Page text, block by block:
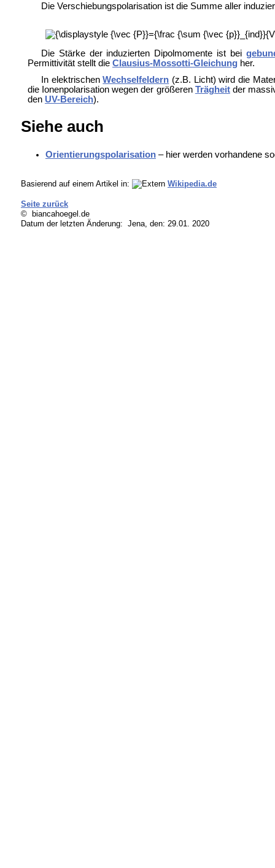
Die Verschiebungspolarisation ist die Summe aller
Die Stärke der induzierten Dipolmomente ist bei
Permittivität stellt die Clausius-Mossotti-Gleichungher.
In elektrischenWechselfeldern (z.B. Licht) wird die
die Ionenpolarisation wegen der größeren Trägheitder
den UV-Bereich).
Siehe auch
Orientierungspolarisation– hier werden vorhandene
Basierend auf einem Artikel in: Wikipedia.de
Seite zurück
© biancahoegel.de
Datum der letzten Änderung: Jena, den: 29.01. 2020